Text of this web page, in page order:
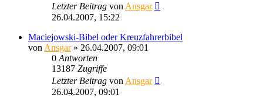
Letzter Beitrag vonAnsgar
26.04.2007, 15:22
Maciejowski-Bibel oder Kreuzfahrerbibel
vonAnsgar» 26.04.2007, 09:01
0Antworten
13187 Zugriffe
Letzter Beitrag vonAnsgar
26.04.2007, 09:01